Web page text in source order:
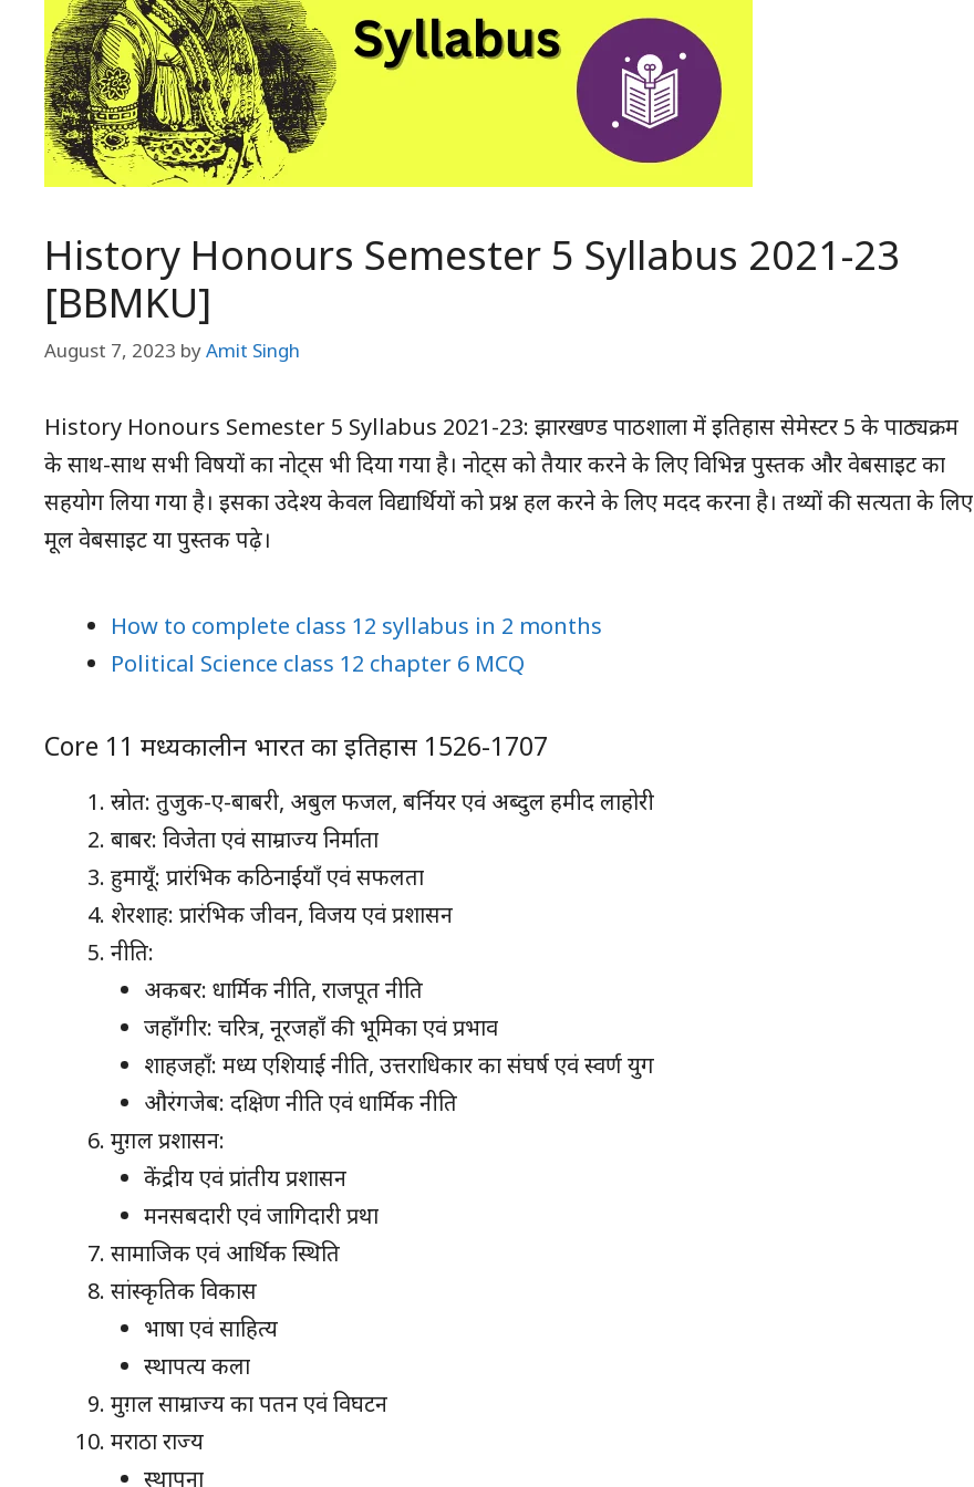
History Honours Semester 5 Syllabus 2021-23
[BBMKU]
August 7, 2023 byAmit Singh
History Honours Semester 5 Syllabus 2021-23: झारखण्ड पाठशाला में इतिहास सेमेस्टर 5 के पाठ्यक्रम
के साथ-साथ सभी विषयों का नोट्स भी दिया गया है। नोट्स को तैयार करने के लिए विभिन्न पुस्तक और वेबसाइट का
सहयोग लिया गया है। इसका उदेश्य केवल विद्यार्थियों को प्रश्न हल करने के लिए मदद करना है। तथ्यों की सत्यता के लिए
मूल वेबसाइट या पुस्तक पढ़े।
How to complete class 12 syllabus in 2 months
Political Science class 12 chapter 6 MCQ
Core 11 मध्यकालीन भारत का इतिहास 1526-1707
स्रोत: तुजुक-ए-बाबरी, अबुल फजल, बर्नियर एवं अब्दुल हमीद लाहोरी
बाबर: विजेता एवं साम्राज्य निर्माता
हुमायूँ: प्रारंभिक कठिनाईयाँ एवं सफलता
शेरशाह: प्रारंभिक जीवन, विजय एवं प्रशासन
नीति:
अकबर: धार्मिक नीति, राजपूत नीति
जहाँगीर: चरित्र, नूरजहाँ की भूमिका एवं प्रभाव
शाहजहाँ: मध्य एशियाई नीति, उत्तराधिकार का संघर्ष एवं स्वर्ण युग
औरंगजेब: दक्षिण नीति एवं धार्मिक नीति
मुग़ल प्रशासन:
केंद्रीय एवं प्रांतीय प्रशासन
मनसबदारी एवं जागिदारी प्रथा
सामाजिक एवं आर्थिक स्थिति
सांस्कृतिक विकास
भाषा एवं साहित्य
स्थापत्य कला
मुग़ल साम्राज्य का पतन एवं विघटन
मराठा राज्य
स्थापना